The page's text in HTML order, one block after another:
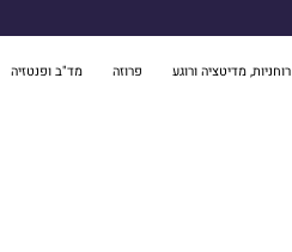
רוחניות, מדיטציה ורוגע פרוזה מד"ב ופנטזיה